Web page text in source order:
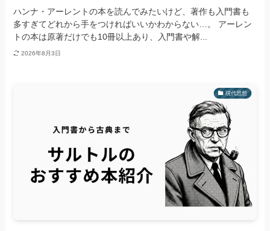
ハンナ・アーレントの本を読んでみたいけど、著作も入門書も
多すぎてどれから手をつければいいかわからない…。 アーレン
トの本は原著だけでも10冊以上あり、入門書や解...
2026年8月3日
現代思想